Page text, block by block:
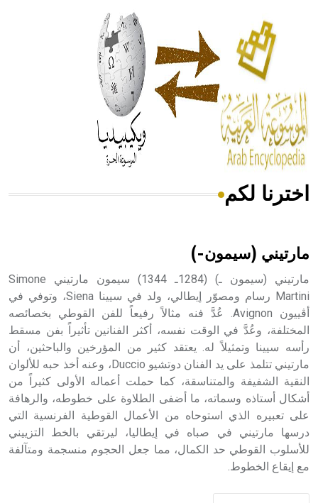
الحكم، الأدلة، تنظيم التغذية، ورسالته في جروح الرأس. ويعود
له الفضل بأنه حرر الطب من الدين والفلسفة.
- هل تعلم أن المرجان إفراز حيواني يتكون في البحر ويتركب
من مادة كربونات الكلسيوم، وهو أحمر أو شديد الحمرة وهو
أجود أنواعه، ويمتاز بكبر الحجم ويسمى الش
هل تعلم أن الأبسيد كلمة فرنسية اللفظ تم اعتمادها مصطلحاً
- هل تعلم أن أبجر Abgar اسم معروف جيداً يعود إلى عدد من
الملوك الذين حكموا مدينة إديسا (الرها) من أبجر الأول وحتى
التاسع، وهم ينتسبون إلى أسرة أوسروين
- هل تعلم أن الأبجدية الكنعانية تتألف من /22/ علامة كتابية
sign تكتب منفصلة غير متصلة، وتعتمد المبدأ الأكوروفوني،
حيث تقتصر القيمة الصوتية للعلامة الك
اخترنا لكم
مارتيني (سيمون-)
مارتيني (سيمون ـ) (1284ـ 1344) سيمون مارتيني Simone
Martini رسام ومصوّر إيطالي، ولد في سيينا Siena، وتوفي في
أڤييون Avignon. عُدَّ فنه مثالاً رفيعاً للفن القوطي بخصائصه
المختلفة، وعُدَّ في الوقت نفسه، أكثر الفنانين تأثيراً بفن مسقط
رأسه سيينا وتمثيلاً له. يعتقد كثير من المؤرخين والباحثين، أن
مارتيني تتلمذ على يد الفنان دوتشيو Duccio، وعنه أخذ حبه للألوان
النقية الشفيفة والمتناسقة، كما حملت أعماله الأولى كثيراً من
أشكال أستاذه وسماته، ما أضفى الطلاوة على خطوطه، والرهافة
على تعبيره الذي استوحاه من الأعمال القوطية الفرنسية التي
درسها مارتيني في صباه في إيطاليا، ليرتقي بالخط التزييني
للأسلوب القوطي حد الكمال، مما جعل الحجوم منسجمة ومتآلفة
مع إيقاع الخطوط.